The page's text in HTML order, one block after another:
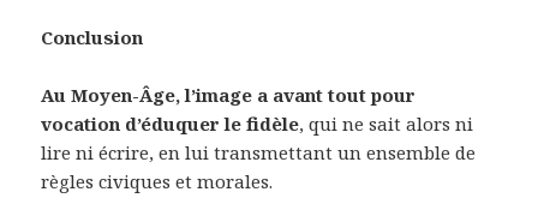
Conclusion
Au Moyen-Âge, l’image a avant tout pour
vocation d’éduquer le fidèle, qui ne sait alors ni
lire ni écrire, en lui transmettant un ensemble de
règles civiques et morales.